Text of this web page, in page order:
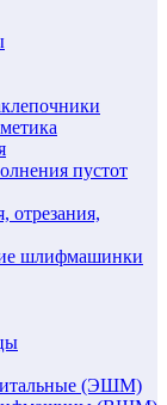
пустот
отрезания,
шлифмашинки
(ЭШМ)